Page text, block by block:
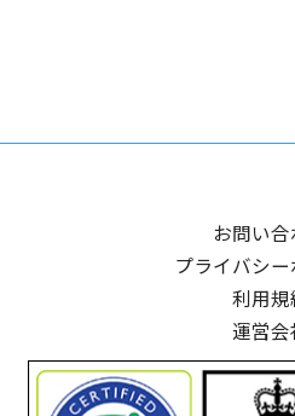
お問い合
プライバシ
利用規
運営会